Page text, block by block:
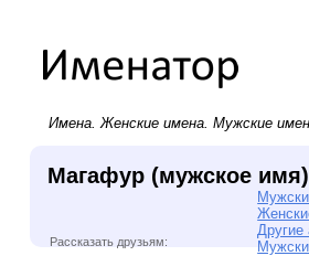
Имена.Женские имена. Мужские
Магафур (мужское имя)
Другие
Рассказать друзьям: